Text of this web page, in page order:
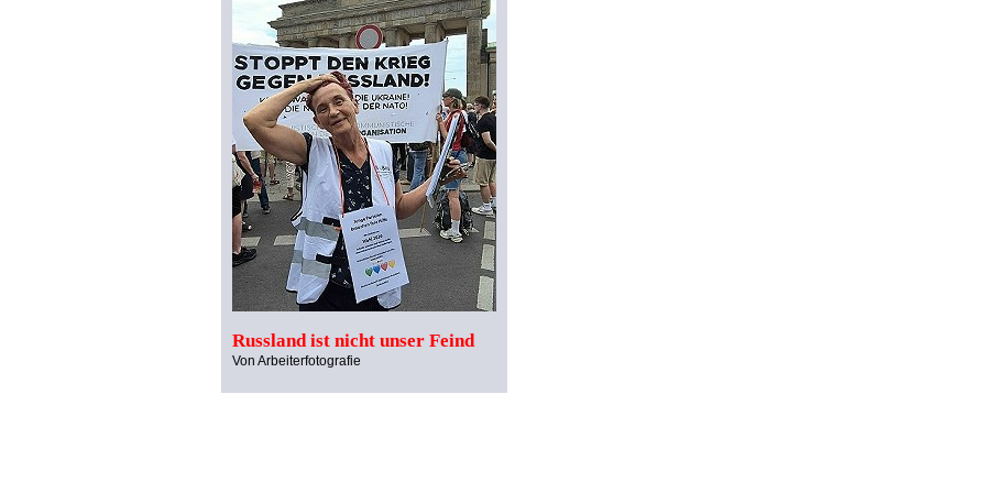
Russland ist nicht unser Feind
Von Arbeiterfotografie